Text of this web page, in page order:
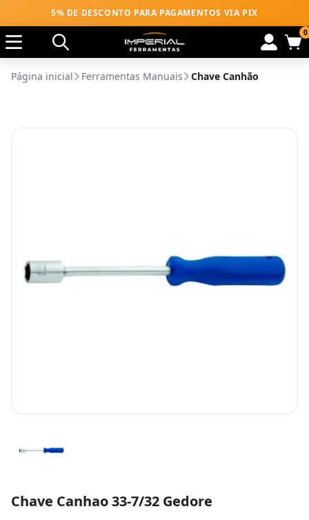
5% DE DESCONTO PARA PAGAMENTOS VIA PIX
0
Página inicial Ferramentas Manuais Chave Canhão
Chave Canhao 33-7/32 Gedore